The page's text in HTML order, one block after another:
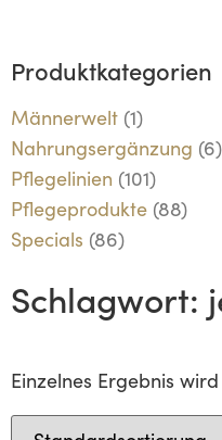
Produktkategorien
Männerwelt (1)
Nahrungsergänzung (6)
Pflegelinien (101)
Pflegeprodukte (88)
Specials (86)
Schlagwort:
Einzelnes Ergebnis